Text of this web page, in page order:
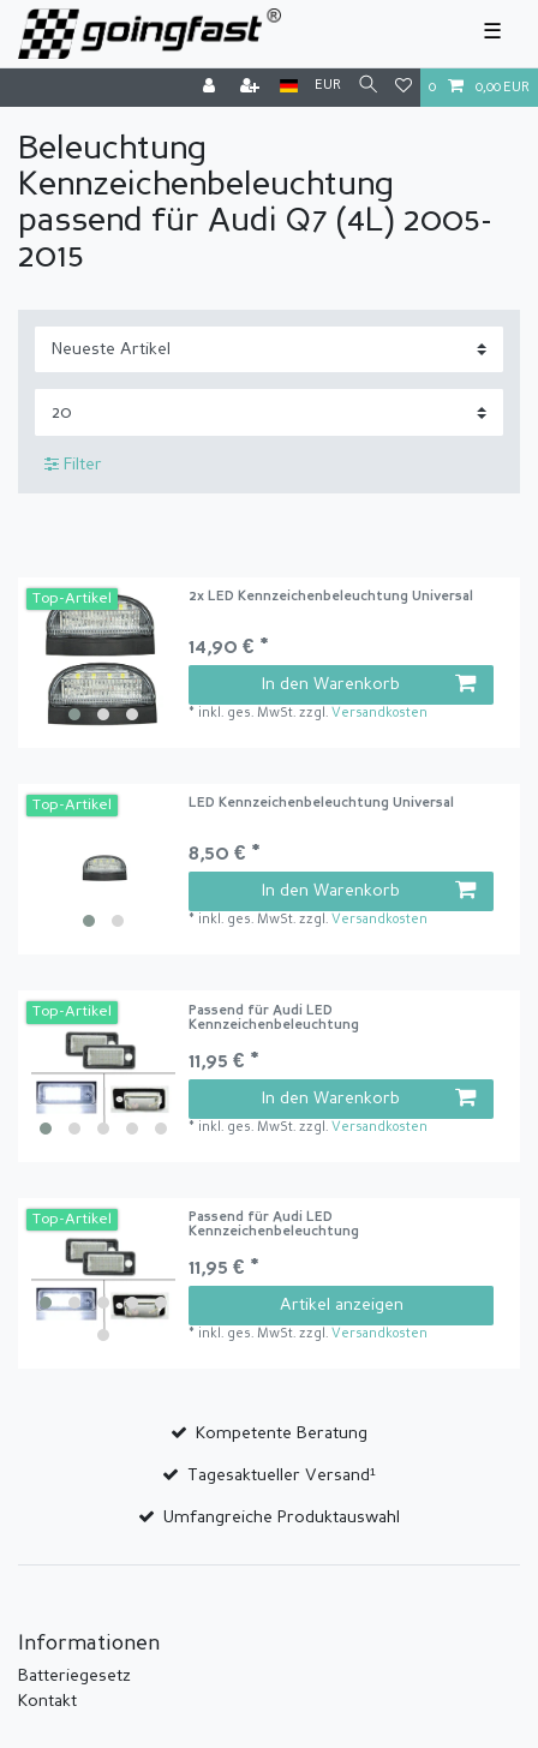
☰
EUR 0 0,00 EUR
Beleuchtung
Kennzeichenbeleuchtung
passend für Audi Q7 (4L) 2005-
2015
Filter
Top-Artikel 2x LED Kennzeichenbeleuchtung Universal
14,90 € *
In den Warenkorb
* inkl. ges. MwSt. zzgl. Versandkosten
Top-Artikel LED Kennzeichenbeleuchtung Universal
8,50 € *
In den Warenkorb
* inkl. ges. MwSt. zzgl. Versandkosten
Top-Artikel
Passend für Audi LED
Kennzeichenbeleuchtung
11,95 € *
In den Warenkorb
* inkl. ges. MwSt. zzgl. Versandkosten
Top-Artikel
Passend für Audi LED
Kennzeichenbeleuchtung
11,95 € *
Artikel anzeigen
* inkl. ges. MwSt. zzgl. Versandkosten
Kompetente Beratung
Tagesaktueller Versand¹
Umfangreiche Produktauswahl
Informationen
Batteriegesetz
Kontakt